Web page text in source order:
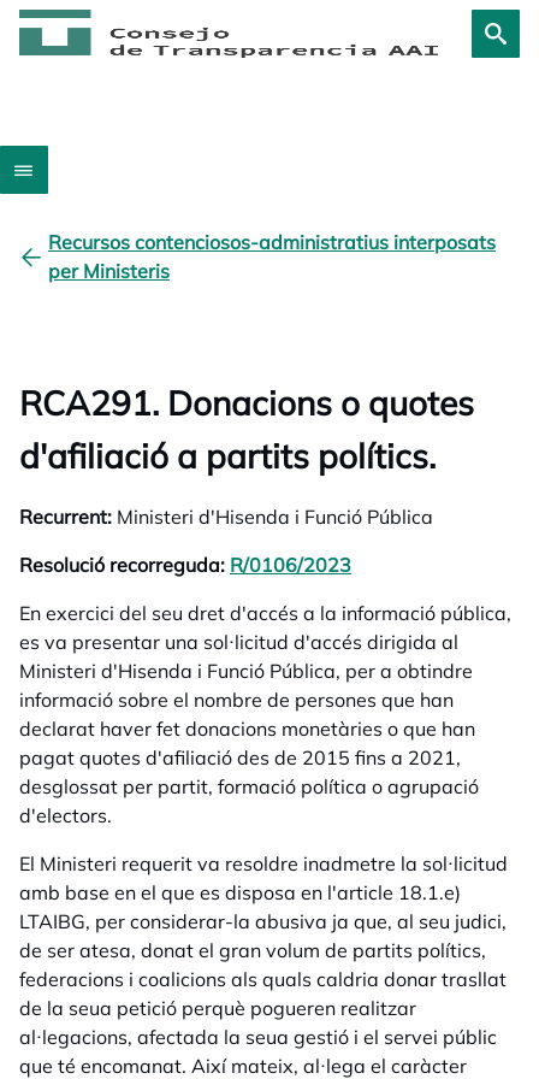
Recursos contenciosos-administratius interposats
per Ministeris
RCA291. Donacions o quotes
d'afiliació a partits polítics.
Recurrent: Ministeri d'Hisenda i Funció Pública
Resolució recorreguda: R/0106/2023
En exercici del seu dret d'accés a la informació pública,
es va presentar una sol·licitud d'accés dirigida al
Ministeri d'Hisenda i Funció Pública, per a obtindre
informació sobre el nombre de persones que han
declarat haver fet donacions monetàries o que han
pagat quotes d'afiliació des de 2015 fins a 2021,
desglossat per partit, formació política o agrupació
d'electors.
El Ministeri requerit va resoldre inadmetre la sol·licitud
amb base en el que es disposa en l'article 18.1.e)
LTAIBG, per considerar-la abusiva ja que, al seu judici,
de ser atesa, donat el gran volum de partits polítics,
federacions i coalicions als quals caldria donar trasllat
de la seua petició perquè pogueren realitzar
al·legacions, afectada la seua gestió i el servei públic
que té encomanat. Així mateix, al·lega el caràcter